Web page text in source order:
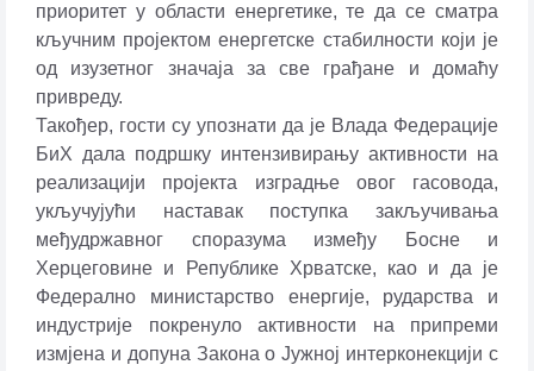
приоритет у области енергетике, те да се сматра
кључним пројектом енергетске стабилности који је
од изузетног значаја за све грађане и домаћу
привреду.
Такођер, гости су упознати да је Влада Федерације
БиХ дала подршку интензивирању активности на
реализацији пројекта изградње овог гасовода,
укључујући наставак поступка закључивања
међудржавног споразума између Босне и
Херцеговине и Републике Хрватске, као и да је
Федерално министарство енергије, рударства и
индустрије покренуло активности на припреми
измјена и допуна Закона о Јужној интерконекцији с